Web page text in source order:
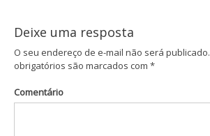
Post
Deixe uma resposta
O seu endereço de e-mail não será publicado.
obrigatórios são marcados com *
Comentário